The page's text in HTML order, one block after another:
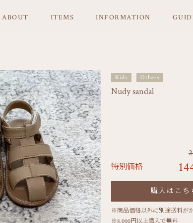
ABOUT ITEMS INFORMATION
Kids Others
Nudy sandal
特別価格
購入はこち
※商品価格以外に別途送料がか
※8,000円以上購入で無料